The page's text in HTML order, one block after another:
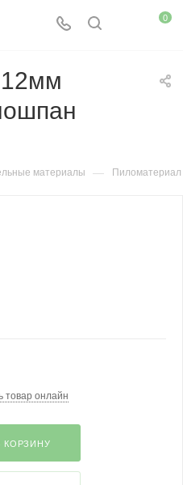
0
материалы — Пиломатериал
товар онлайн
КОРЗИНУ